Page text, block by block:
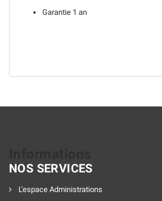
Garantie 1 an
NOS SERVICES
L'espace Administrations